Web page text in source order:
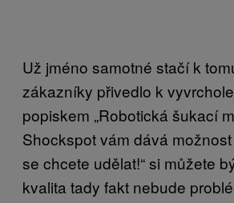
Už jméno samotné stačí k
zákazníky přivedlo k
popiskem „Robotická šukací
Shockspot vám dává
se chcete udělat!“ si můžete
kvalita tady fakt nebude